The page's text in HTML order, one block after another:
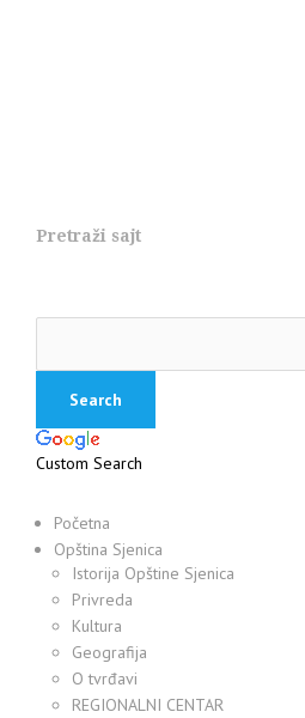
Pretraži sajt
Custom Search
Početna
Opština Sjenica
Istorija Opštine Sjenica
Privreda
Kultura
Geografija
O tvrđavi
REGIONALNI CENTAR